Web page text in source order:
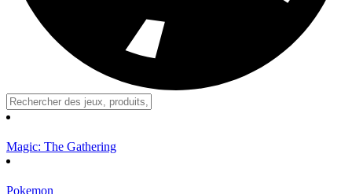
Magic: The Gathering
Pokemon